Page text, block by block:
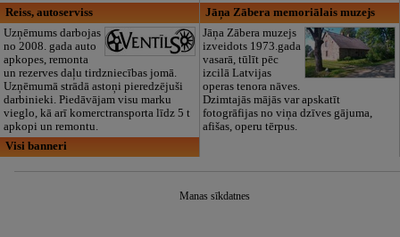
Reiss, autoserviss
Uzņēmums darbojas
no 2008. gada auto
apkopes, remonta
un rezerves daļu tirdzniecības jomā.
Uzņēmumā strādā astoņi pieredzējuši
darbinieki. Piedāvājam visu marku
vieglo, kā arī komerctransporta līdz 5 t
apkopi un remontu.
Jāņa Zābera memoriālais muzejs
Jāņa Zābera muzejs
izveidots 1973.gada
vasarā, tūlīt pēc
izcilā Latvijas
operas tenora nāves.
Dzimtajās mājās var apskatīt
fotogrāfijas no viņa dzīves gājuma,
afišas, operu tērpus.
Visi banneri
Manas sīkdatnes